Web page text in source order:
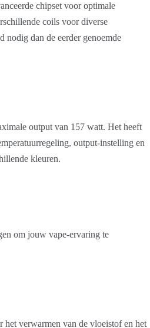
chipset voor optimale
coils voor diverse
nodig dan de eerder genoemde
output van 157 watt. Het heeft
output-instelling en
kleuren.
om jouw vape-ervaring te
verwarmen van de vloeistof en het